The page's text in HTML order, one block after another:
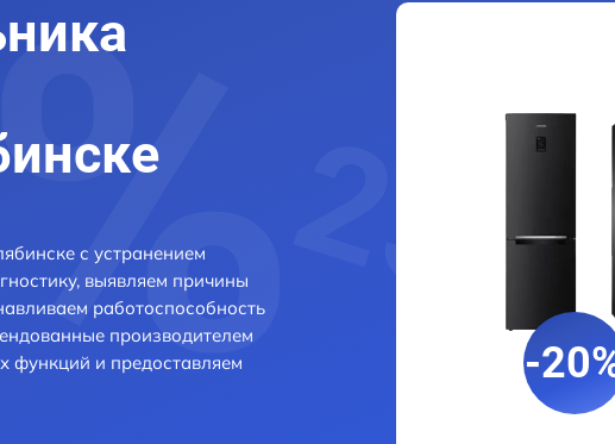
с устранением
выявляем причины
работоспособность
производителем
функций и предоставляем
-